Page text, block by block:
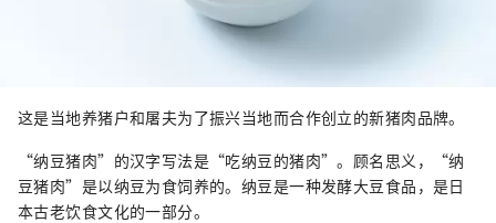
这是当地养猪户和屠夫为了振兴当地而合作创立的新猪肉品牌。
“纳豆猪肉”的汉字写法是“吃纳豆的猪肉”。顾名思义，“纳
豆猪肉”是以纳豆为食饲养的。纳豆是一种发酵大豆食品，是日
本古老饮食文化的一部分。